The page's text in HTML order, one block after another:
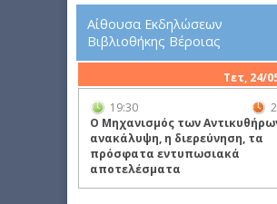
Αίθουσα Εκδηλώσεων
Βιβλιοθήκης Βέροιας
Τετ, 24/
19:30
O Μηχανισμός των
ανακάλυψη, η διερεύνηση, τα
πρόσφατα εντυπωσιακά
αποτελέσματα